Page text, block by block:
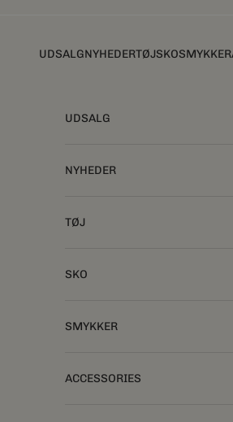
UDSALGNYHEDERTØJSKOSMYKKER
UDSALG
NYHEDER
TØJ
SKO
SMYKKER
ACCESSORIES